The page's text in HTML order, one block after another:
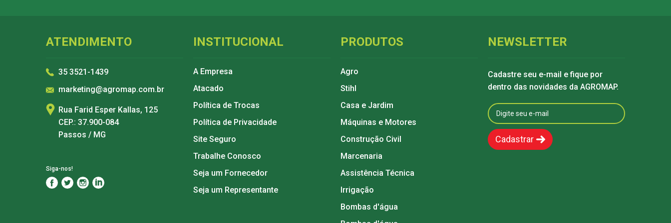
ATENDIMENTO
35 3521-1439
marketing@agromap.com.br
Rua Farid Esper Kallas, 125
CEP.: 37.900-084
Passos / MG
Siga-nos!
INSTITUCIONAL
A Empresa
Atacado
Política de Trocas
Política de Privacidade
Site Seguro
Trabalhe Conosco
Seja um Fornecedor
Seja um Representante
PRODUTOS
Agro
Stihl
Casa e Jardim
Máquinas e Motores
Construção Civil
Marcenaria
Assistência Técnica
Irrigação
Bombas d'água
NEWSLETTER
Cadastre seu e-mail e fique por
dentro das novidades da AGROMAP.